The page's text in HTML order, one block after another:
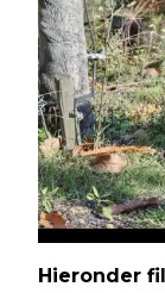
Hieronder